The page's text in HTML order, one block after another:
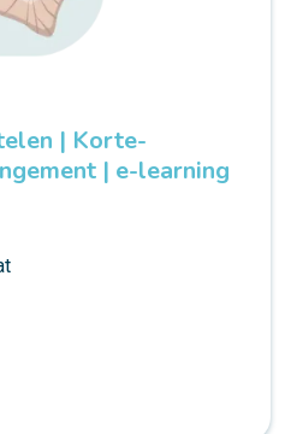
| Korte-
| e-learning